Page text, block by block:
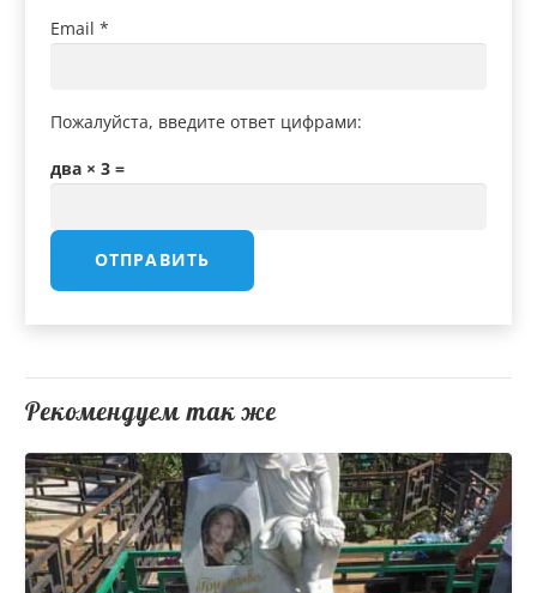
Email *
Пожалуйста, введите ответ цифрами:
два × 3 =
Рекомендуем так же